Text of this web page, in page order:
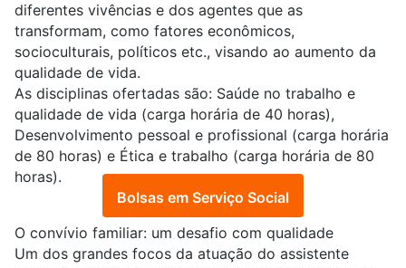
diferentes vivências e dos agentes que as
transformam, como fatores econômicos,
socioculturais, políticos etc., visando ao aumento da
qualidade de vida.
As disciplinas ofertadas são: Saúde no trabalho e
qualidade de vida (carga horária de 40 horas),
Desenvolvimento pessoal e profissional (carga horária
de 80 horas) e Ética e trabalho (carga horária de 80
horas).
Bolsas em Serviço Social
O convívio familiar: um desafio com qualidade
Um dos grandes focos da atuação do assistente